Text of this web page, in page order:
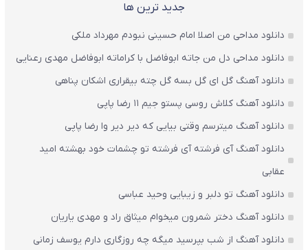
جدید ترین ها
دانلود مداحی من اصلا امام حسینی نبودم مهرداد ملکی
دانلود مداحی دل من جاته ابوفاضل با کراماته ابوفاضل مهدی رعنایی
دانلود آهنگ گل ای گل بسه گل چته بیقراری اشکان پناهی
دانلود آهنگ کلاش روسی پستو جیم ۱۱ رضا پاپی
دانلود آهنگ میترسم وقتی بیایی که دیر دیر وا رضا پاپی
دانلود آهنگ آی فرشته آی فرشته تو چشمات خود بهشته امید
عقابی
دانلود آهنگ تو دلبر و زیبایی وحید عباسی
دانلود آهنگ دختر شمرون میخوام میثاق راد و مهدی یاریان
دانلود آهنگ از شب بپرسید میگه چه روزگاری دارم یوسف زمانی